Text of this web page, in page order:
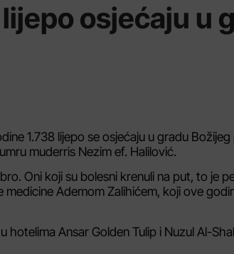
osjećaju u
1.738 lijepo se osjećaju u gradu
muderris Nezim ef. Halilović.
Oni koji su bolesni krenuli na put, to je
Ademom Zalihićem, koji ove
hotelima Ansar Golden Tulip i Nuzul Al-